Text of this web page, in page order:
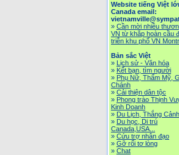
Website tiếng Việt
Canada email:
» Cần mời nhiều
VN từ khắp hoàn cầu
triễn khu phố VN
Bản sắc Việt
» Lịch sử - Văn hóa
» Kết bạn, tìm người
» Phụ Nữ, Thẩm Mỹ,
Chánh
» Cải thiện dân tộc
» Phong trào Thịnh
Kinh Doanh
» Du Lịch, Thắng Cảnh
» Du học, Di trú
Canada,USA...
» Cứu trợ nhân đạo
» Gỡ rối tơ lòng
» Chat